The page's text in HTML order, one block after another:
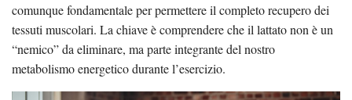
comunque fondamentale per permettere il completo recupero dei
tessuti muscolari. La chiave è comprendere che il lattato non è un
“nemico” da eliminare, ma parte integrante del nostro
metabolismo energetico durante l’esercizio.